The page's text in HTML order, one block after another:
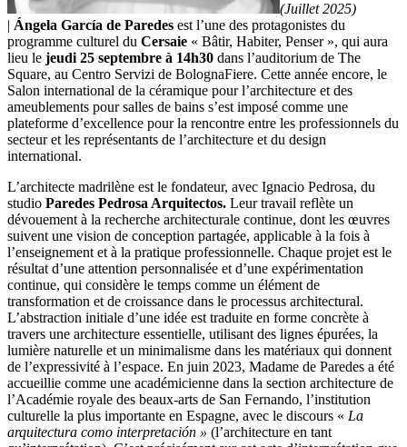
(Juillet 2025)
| Ángela García de Paredes est l’une des protagonistes du
programme culturel du Cersaie « Bâtir, Habiter, Penser », qui aura
lieu le jeudi 25 septembre à 14h30 dans l’auditorium de The
Square, au Centro Servizi de BolognaFiere. Cette année encore, le
Salon international de la céramique pour l’architecture et des
ameublements pour salles de bains s’est imposé comme une
plateforme d’excellence pour la rencontre entre les professionnels du
secteur et les représentants de l’architecture et du design
international.
L’architecte madrilène est le fondateur, avec Ignacio Pedrosa, du
studio Paredes Pedrosa Arquitectos. Leur travail reflète un
dévouement à la recherche architecturale continue, dont les œuvres
suivent une vision de conception partagée, applicable à la fois à
l’enseignement et à la pratique professionnelle. Chaque projet est le
résultat d’une attention personnalisée et d’une expérimentation
continue, qui considère le temps comme un élément de
transformation et de croissance dans le processus architectural.
L’abstraction initiale d’une idée est traduite en forme concrète à
travers une architecture essentielle, utilisant des lignes épurées, la
lumière naturelle et un minimalisme dans les matériaux qui donnent
de l’expressivité à l’espace. En juin 2023, Madame de Paredes a été
accueillie comme une académicienne dans la section architecture de
l’Académie royale des beaux-arts de San Fernando, l’institution
culturelle la plus importante en Espagne, avec le discours « La
arquitectura como interpretación » (l’architecture en tant